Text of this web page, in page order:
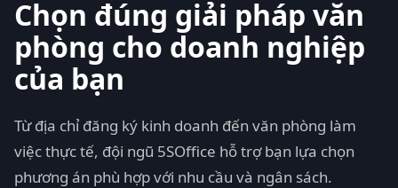
Chọn đúng giải pháp văn
phòng cho doanh nghiệp
của bạn
Từ địa chỉ đăng ký kinh doanh đến văn phòng làm
việc thực tế, đội ngũ 5SOffice hỗ trợ bạn lựa chọn
phương án phù hợp với nhu cầu và ngân sách.